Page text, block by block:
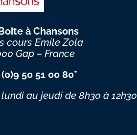
à Chansons
cours Emile Zola
Gap – France
(0)9 50 51 00 80*
lundi au jeudide 8h30 à 12h30